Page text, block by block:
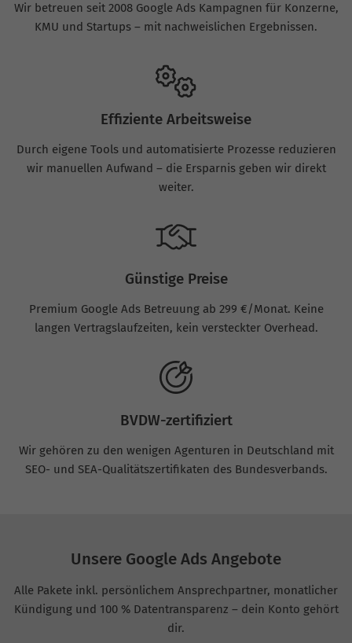
Wir betreuen seit 2008 Google Ads Kampagnen für Konzerne,
KMU und Startups – mit nachweislichen Ergebnissen.
Effiziente Arbeitsweise
Durch eigene Tools und automatisierte Prozesse reduzieren
wir manuellen Aufwand – die Ersparnis geben wir direkt
weiter.
Günstige Preise
Premium Google Ads Betreuung ab 299 €/Monat. Keine
langen Vertragslaufzeiten, kein versteckter Overhead.
BVDW-zertifiziert
Wir gehören zu den wenigen Agenturen in Deutschland mit
SEO- und SEA-Qualitätszertifikaten des Bundesverbands.
Unsere Google Ads Angebote
Alle Pakete inkl. persönlichem Ansprechpartner, monatlicher
Kündigung und 100 % Datentransparenz – dein Konto gehört
dir.